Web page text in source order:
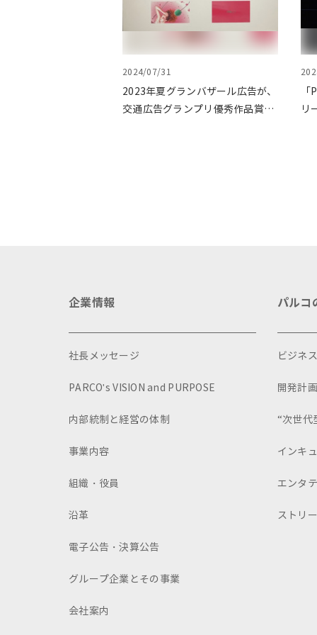
2024/07/31
2023年夏グランバザール広告が、
交通広告グランプリ優秀作品賞を
リ
企業情報
社長メッセージ
PARCO's VISION and PURPOSE
内部統制と経営の体制
事業内容
組織・役員
沿革
電子公告・決算公告
グループ企業とその事業
会社案内
パルコ
ビジネ
開発計画
“次世代
インキ
エンタ
ストリ